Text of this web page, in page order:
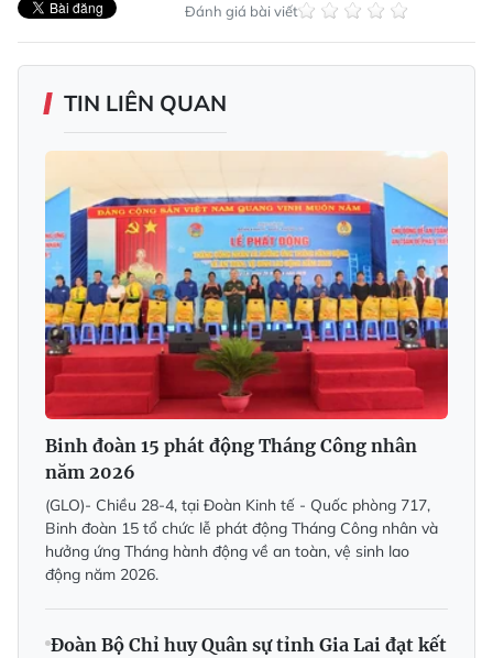
Đánh giá bài viết
TIN LIÊN QUAN
Binh đoàn 15 phát động Tháng Công nhân
năm 2026
(GLO)- Chiều 28-4, tại Đoàn Kinh tế - Quốc phòng 717,
Binh đoàn 15 tổ chức lễ phát động Tháng Công nhân và
hưởng ứng Tháng hành động về an toàn, vệ sinh lao
động năm 2026.
Đoàn Bộ Chỉ huy Quân sự tỉnh Gia Lai đạt kết